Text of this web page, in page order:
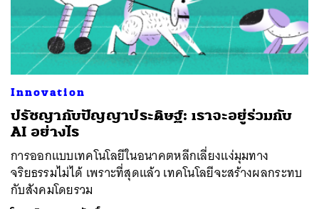
Innovation
ปรัชญากับปัญญาประดิษฐ์: เราจะอยู่ร่วมกับ
AI อย่างไร
การออกแบบเทคโนโลยีในอนาคตหลีกเลี่ยงแง่มุมทาง
จริยธรรมไม่ได้ เพราะที่สุดแล้ว เทคโนโลยีจะสร้างผลกระทบ
กับสังคมโดยรวม